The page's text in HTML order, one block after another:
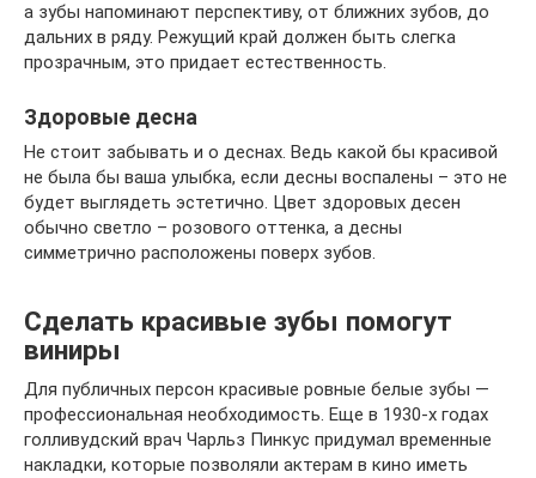
а зубы напоминают перспективу, от ближних зубов, до
дальних в ряду. Режущий край должен быть слегка
прозрачным, это придает естественность.
Здоровые десна
Не стоит забывать и о деснах. Ведь какой бы красивой
не была бы ваша улыбка, если десны воспалены – это не
будет выглядеть эстетично. Цвет здоровых десен
обычно светло – розового оттенка, а десны
симметрично расположены поверх зубов.
Сделать красивые зубы помогут
виниры
Для публичных персон красивые ровные белые зубы —
профессиональная необходимость. Еще в 1930-х годах
голливудский врач Чарльз Пинкус придумал временные
накладки, которые позволяли актерам в кино иметь